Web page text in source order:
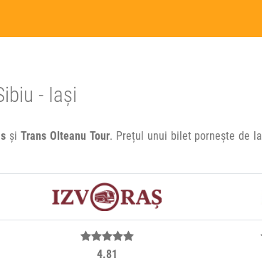
- Iași
și Trans Olteanu Tour. Prețul unui bilet pornește de la
4.81